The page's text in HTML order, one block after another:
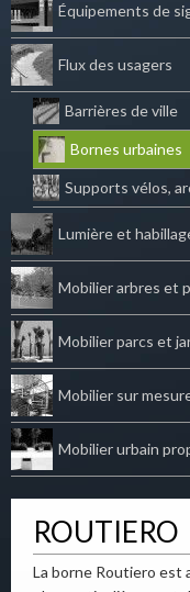
Équipements de
Flux des usagers
Barrières de ville
Bornes urbaines
Supports vélos,
Lumière et
Mobilier arbres et
Mobilier parcs et
Mobilier sur
Mobilier urbain
ROUTIERO
La borne Routiero est